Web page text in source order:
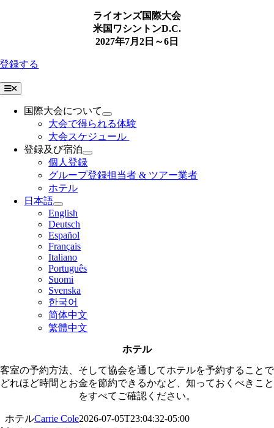
ライオンズ国際大会
米国ワシントンD.C.
2027年7月2日～6日
登録する
Toggle
Navigation
国際大会について
大会で得られる体験
大会スケジュール
登録及び宿泊
個人登録
グループ登録担当者 & ツアー業者
ホテル
日本語
English
Deutsch
Español
Français
Italiano
Português
Suomi
Svenska
한국어
简体中文
繁體中文
ホテル
客室の予約方法、そして協会を通してホテルを予約することで
どれほど時間とお金を節約できるかなど、知っておくべきこと
をすべてご確認ください。
ホテルCarrie Cole2026-07-05T23:04:32-05:00